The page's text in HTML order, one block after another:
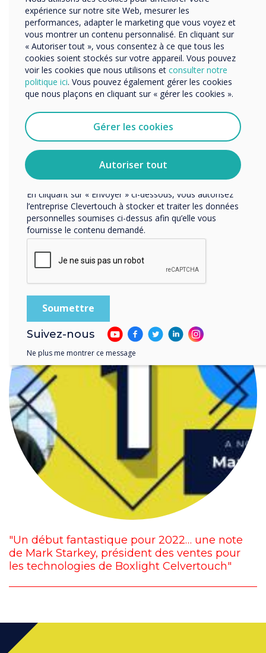
"Un début fantastique pour 2022… une note
de Mark Starkey, président des ventes pour
les technologies de Boxlight Celvertouch"
Je suis si fier de tous ceux
d'entre nous qui veulent
défier la norme et lutter
pour un environnement
plus inclusif où chacun est
respecté et vu.
expérience sur notre site Web, mesurer les
performances, adapter le marketing que vous voyez et
vous montrer un contenu personnalisé. En cliquant sur
« Autoriser tout », vous consentez à ce que tous les
cookies soient stockés sur votre appareil. Vous pouvez
voir les cookies que nous utilisons et consulter notre
politique ici. Vous pouvez également gérer les cookies
que nous plaçons en cliquant sur « gérer les cookies ».
Gérer les cookies
Autoriser tout
Organisation Name
Nous aimerions vous contacter au sujet de nos produits
et services par e-mail, téléphone ou courrier.
J'accepte de recevoir des communications de
Clevertouch.
Vous pouvez vous désabonner de ces communications à
tout moment. Consultez notre Politique de confidentialité
pour en savoir plus sur nos modalités de
désabonnement, nos politiques de confidentialité et sur
notre engagement vis-à-vis de la protection et du respect
de la vie privée.
En cliquant sur « Envoyer » ci-dessous, vous autorisez
l’entreprise Clevertouch à stocker et traiter les données
personnelles soumises ci-dessus afin qu’elle vous
fournisse le contenu demandé.
Suivez-nous
Ne plus me montrer ce message